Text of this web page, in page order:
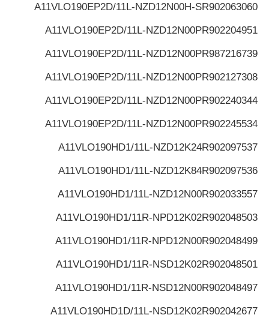
R902063060
A11VLO190EP2D/11L-NZD12N00H-S
R902204951
A11VLO190EP2D/11L-NZD12N00P
R987216739
A11VLO190EP2D/11L-NZD12N00P
R902127308
A11VLO190EP2D/11L-NZD12N00P
R902240344
A11VLO190EP2D/11L-NZD12N00P
R902245534
A11VLO190EP2D/11L-NZD12N00P
R902097537
A11VLO190HD1/11L-NZD12K24
R902097536
A11VLO190HD1/11L-NZD12K84
R902033557
A11VLO190HD1/11L-NZD12N00
R902048503
A11VLO190HD1/11R-NPD12K02
R902048499
A11VLO190HD1/11R-NPD12N00
R902048501
A11VLO190HD1/11R-NSD12K02
R902048497
A11VLO190HD1/11R-NSD12N00
R902042677
A11VLO190HD1D/11L-NSD12K02